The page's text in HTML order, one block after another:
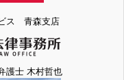
ス 青森支店
護士 木村哲也